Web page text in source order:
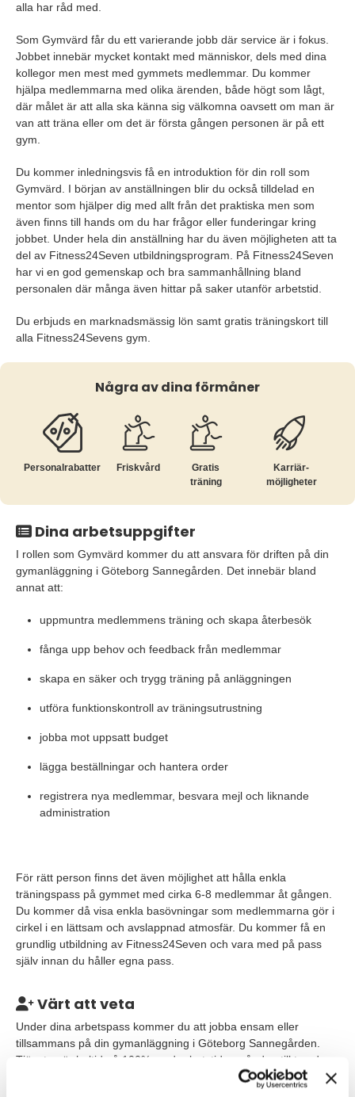
alla har råd med.
Som Gymvärd får du ett varierande jobb där service är i fokus.
Jobbet innebär mycket kontakt med människor, dels med dina
kollegor men mest med gymmets medlemmar. Du kommer
hjälpa medlemmarna med olika ärenden, både högt som lågt,
där målet är att alla ska känna sig välkomna oavsett om man är
van att träna eller om det är första gången personen är på ett
gym.
Du kommer inledningsvis få en introduktion för din roll som
Gymvärd. I början av anställningen blir du också tilldelad en
mentor som hjälper dig med allt från det praktiska men som
även finns till hands om du har frågor eller funderingar kring
jobbet. Under hela din anställning har du även möjligheten att ta
del av Fitness24Seven utbildningsprogram. På Fitness24Seven
har vi en god gemenskap och bra sammanhållning bland
personalen där många även hittar på saker utanför arbetstid.
Du erbjuds en marknadsmässig lön samt gratis träningskort till
alla Fitness24Sevens gym.
Några av dina förmåner
Personalrabatter Friskvård
Gratis
träning
Karriär­
möjligheter
Dina arbetsuppgifter
I rollen som Gymvärd kommer du att ansvara för driften på din
gymanläggning i Göteborg Sannegården. Det innebär bland
annat att:
uppmuntra medlemmens träning och skapa återbesök
fånga upp behov och feedback från medlemmar
skapa en säker och trygg träning på anläggningen
utföra funktionskontroll av träningsutrustning
jobba mot uppsatt budget
lägga beställningar och hantera order
registrera nya medlemmar, besvara mejl och liknande
administration
För rätt person finns det även möjlighet att hålla enkla
träningspass på gymmet med cirka 6-8 medlemmar åt gången.
Du kommer då visa enkla basövningar som medlemmarna gör i
cirkel i en lättsam och avslappnad atmosfär. Du kommer få en
grundlig utbildning av Fitness24Seven och vara med på pass
själv innan du håller egna pass.
Värt att veta
Under dina arbetspass kommer du att jobba ensam eller
tillsammans på din gymanläggning i Göteborg Sannegården.
Tjänsten är heltid på 100% med arbetstider måndag till torsdag
kl. 12:00 - 20:00 samt fredag kl. 10:00-17:00. Tänkt start är
10/6. Du kommer att få en introduktion som ger dig en bra